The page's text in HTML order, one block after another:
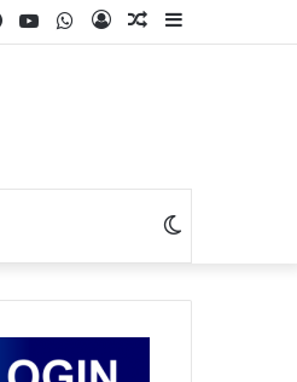
Sidebar
Random
Log
WhatsApp
YouTube
Facebook
skin